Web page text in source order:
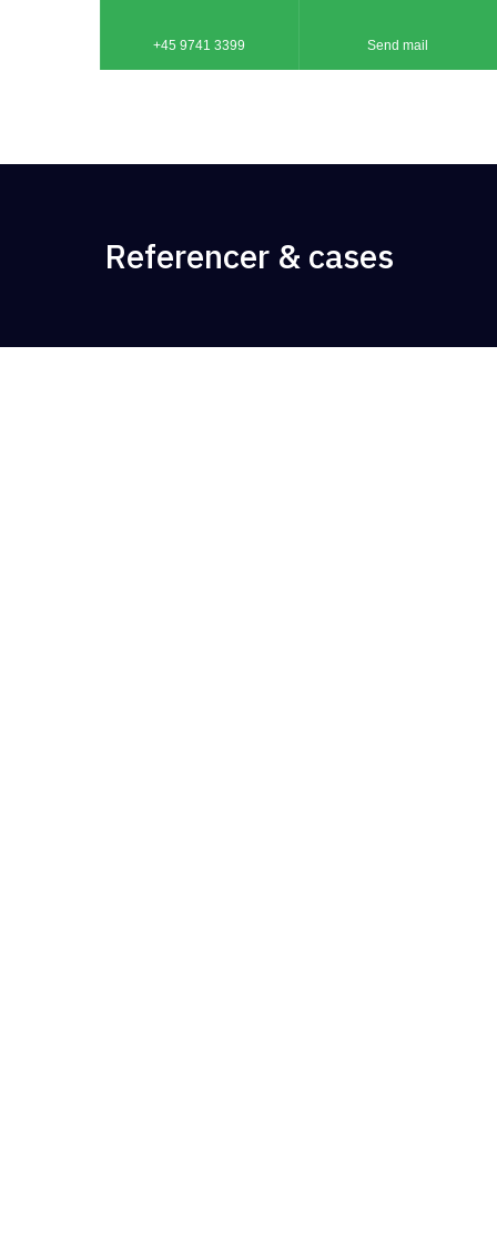
+45 9741 3399 Send mail
Referencer & cases​